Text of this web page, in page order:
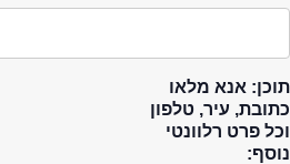
תוכן: אנא מלאו
כתובת, עיר, טלפון
וכל פרט רלוונטי
נוסף: